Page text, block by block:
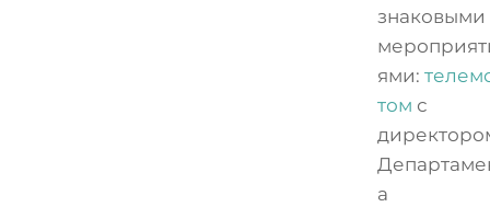
знаковыми
ями:
том с
а